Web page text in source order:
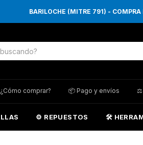
BARILOCHE (MITRE 791) -
¿Cómo comprar? 📦 Pago y envíos ⚖️
⚙️ REPUESTOS 🛠️